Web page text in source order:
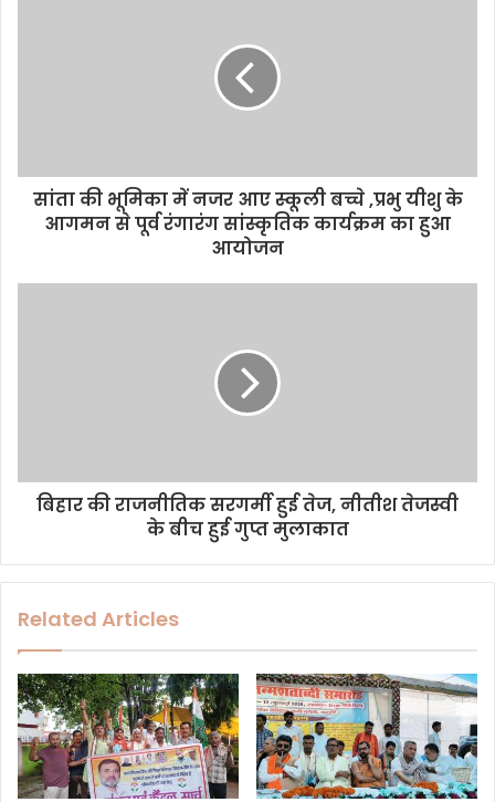
d
s
सांता की भूमिका में नजर आए स्कूली बच्चे ,प्रभु यीशु के
आगमन से पूर्व रंगारंग सांस्कृतिक कार्यक्रम का हुआ
आयोजन
बिहार की राजनीतिक सरगर्मी हुई तेज, नीतीश तेजस्वी
के बीच हुई गुप्त मुलाकात
Related Articles